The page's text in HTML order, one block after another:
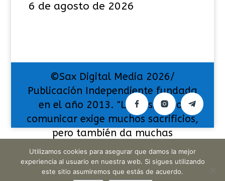
6 de agosto de 2026
©Sax Digital Media 2026/
Publicación Independiente fundada
en el año 2013. "La pasión por
comunicar exige muchos sacrificios,
pero también da muchas
satisfacciones".
Utilizamos cookies para asegurar que damos la mejor
experiencia al usuario en nuestra web. Si sigues utilizando
este sitio asumiremos que estás de acuerdo.